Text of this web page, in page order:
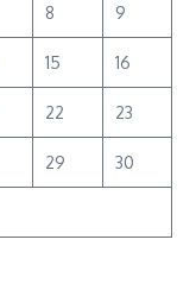
8 9
15 16
22 23
29 30